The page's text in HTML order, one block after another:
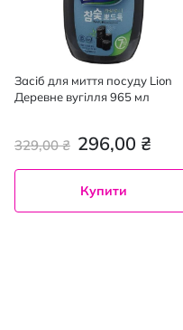
Засіб для миття посуду Lion
Деревне вугілля 965 мл
296,00 ₴
329,00 ₴
Купити